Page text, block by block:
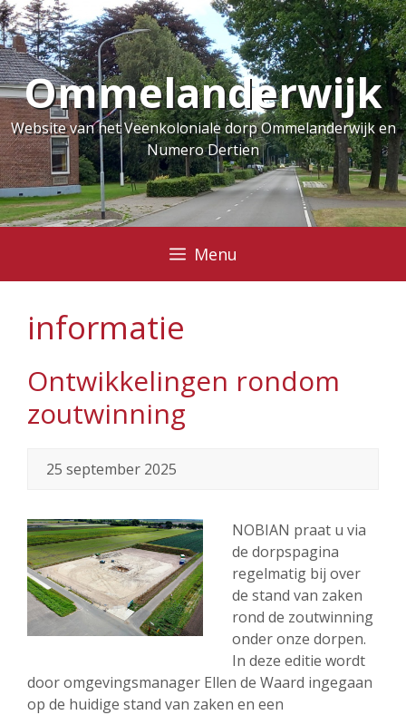
Ga
naar
de
inhoudOmmelanderwijk
Website van het Veenkoloniale dorp Ommelanderwijk en
Numero Dertien
Menu
informatie
Ontwikkelingen rondom
zoutwinning
25 september 2025
NOBIAN praat u via
de dorpspagina
regelmatig bij over
de stand van zaken
rond de zoutwinning
onder onze dorpen.
In deze editie wordt
door omgevingsmanager Ellen de Waard ingegaan
op de huidige stand van zaken en een